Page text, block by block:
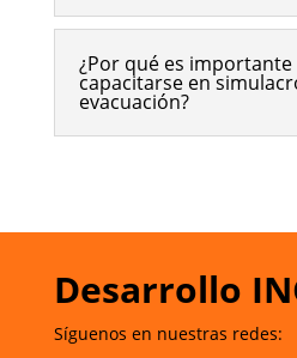
¿Por qué es importante
capacitarse en
evacuación?
Desarrollo
Síguenos en nuestras redes: